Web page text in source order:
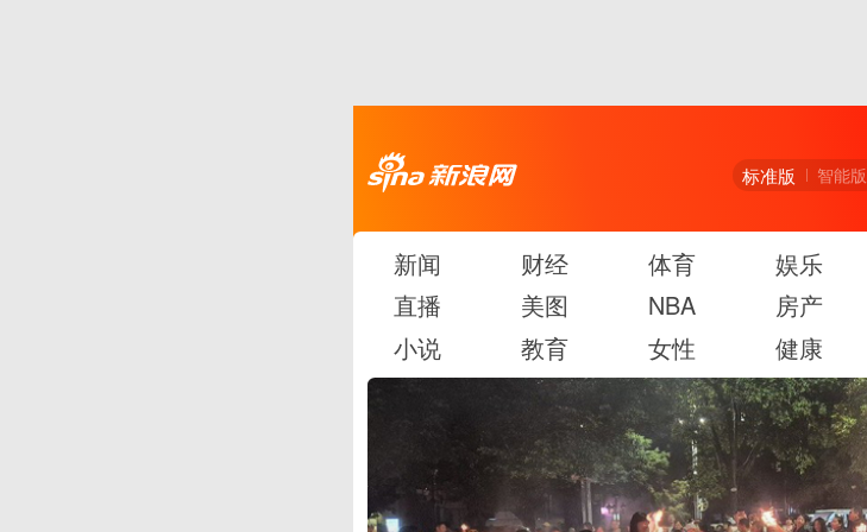
标准版 智能版
新闻 财经 体育 娱乐
直播
美图 NBA 房产
小说
教育 女性 健康